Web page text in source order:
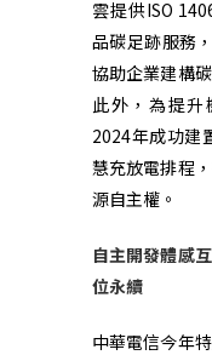
雲提供ISO
品碳足跡服務
協助企業建構
此外，為提
2024年成功建
慧充放電排程
源自主權。
自主開發體感
位永續
中華電信今年